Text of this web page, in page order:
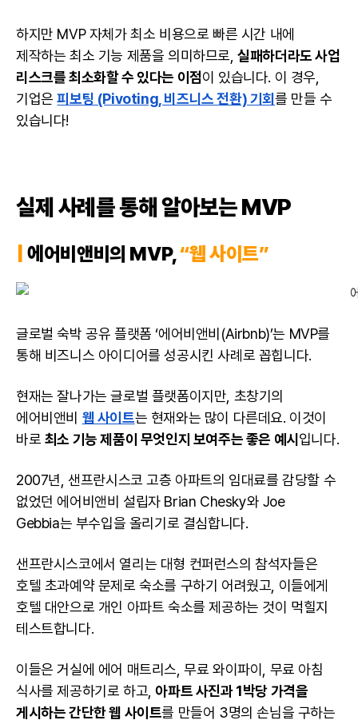
하지만 MVP 자체가 최소 비용으로 빠른 시간 내에
제작하는 최소 기능 제품을 의미하므로,실패하더라도 사업
리스크를 최소화할 수 있다는 이점이 있습니다. 이 경우,
기업은피보팅 (Pivoting, 비즈니스 전환) 기회를 만들 수
있습니다!
실제 사례를 통해 알아보는 MVP
에어비앤비의 MVP,“웹 사이트”
글로벌 숙박 공유 플랫폼 ‘에어비앤비(Airbnb)’는 MVP를
통해 비즈니스 아이디어를 성공시킨 사례로 꼽힙니다.
현재는 잘나가는 글로벌 플랫폼이지만, 초창기의
에어비앤비 웹 사이트는 현재와는 많이 다른데요. 이것이
바로 최소 기능 제품이 무엇인지 보여주는 좋은 예시입니다.
2007년, 샌프란시스코 고층 아파트의 임대료를 감당할 수
없었던 에어비앤비 설립자 Brian Chesky와 Joe
Gebbia는 부수입을 올리기로 결심합니다.
샌프란시스코에서 열리는 대형 컨퍼런스의 참석자들은
호텔 초과예약 문제로 숙소를 구하기 어려웠고, 이들에게
호텔 대안으로 개인 아파트 숙소를 제공하는 것이 먹힐지
테스트합니다.
이들은 거실에 에어 매트리스, 무료 와이파이, 무료 아침
식사를 제공하기로 하고,아파트 사진과 1박당 가격을
게시하는 간단한 웹 사이트를 만들어 3명의 손님을 구하는